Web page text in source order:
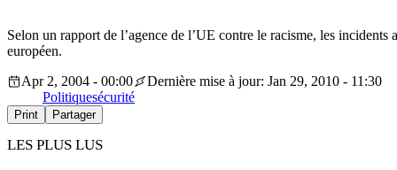
Selon un rapport de l’agence de l’UE contre le racisme, les
européen.
Apr 2, 2004 - 00:00
Dernière mise à jour: Jan 29, 2010 - 11:30
Politiquesécurité
Print Partager
LES PLUS LUS